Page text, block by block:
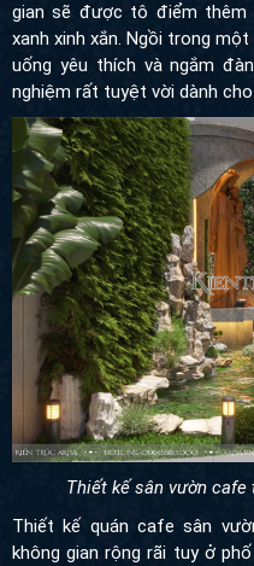
gian sẽ được tô điểm thêm
xanh xinh xắn. Ngồi trong
uống yêu thích và ngắm
nghiệm rất tuyệt vời dành
Thiết kế sân vườn cafe
Thiết kế quán cafe sân
không gian rộng rãi tuy ở